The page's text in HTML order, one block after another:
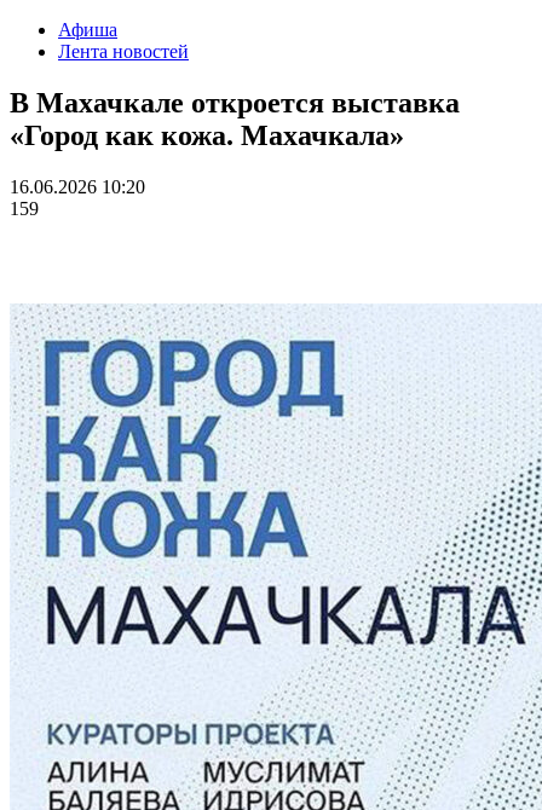
Афиша
Лента новостей
В Махачкале откроется выставка
«Город как кожа. Махачкала»
16.06.2026 10:20
159